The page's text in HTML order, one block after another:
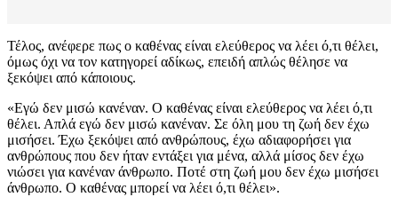
Τέλος, ανέφερε πως ο καθένας είναι ελεύθερος να λέει ό,τι θέλει,
όμως όχι να τον κατηγορεί αδίκως, επειδή απλώς θέλησε να
ξεκόψει από κάποιους.
«Εγώ δεν μισώ κανέναν. Ο καθένας είναι ελεύθερος να λέει ό,τι
θέλει. Απλά εγώ δεν μισώ κανέναν. Σε όλη μου τη ζωή δεν έχω
μισήσει. Έχω ξεκόψει από ανθρώπους, έχω αδιαφορήσει για
ανθρώπους που δεν ήταν εντάξει για μένα, αλλά μίσος δεν έχω
νιώσει για κανέναν άνθρωπο. Ποτέ στη ζωή μου δεν έχω μισήσει
άνθρωπο. Ο καθένας μπορεί να λέει ό,τι θέλει».